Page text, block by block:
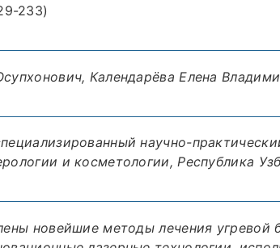
233)
Календарёва Елена
научно-
и косметологии, Республика
новейшие методы лечения угревой